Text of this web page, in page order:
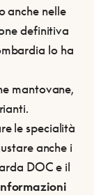
anche nelle
definitiva
lo ha
mantovane,
le specialità
anche i
DOC e il